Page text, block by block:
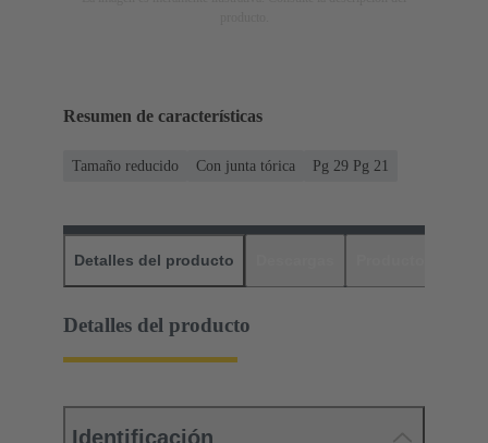
Resumen de características
Tamaño reducido Con junta tórica Pg 29 Pg 21
Detalles del producto
Detalles del producto
Identificación